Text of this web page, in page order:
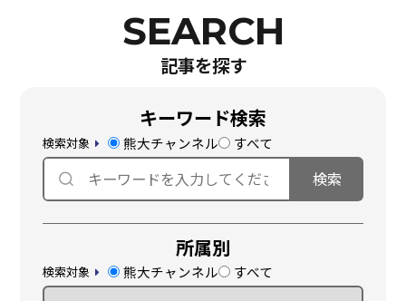
記事を探す
キーワード検索
検索対象 熊大チャンネル すべて
所属別
検索対象 熊大チャンネル すべて